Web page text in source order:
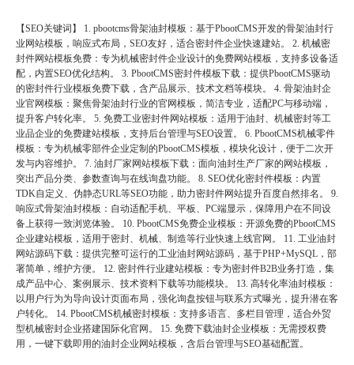
【SEO关键词】 1. pbootcms骨架油封模板：基于PbootCMS开发的骨架油封行
业网站模板，响应式布局，SEO友好，适合密封件企业快速建站。 2. 机械密
封件网站模板免费：专为机械密封件企业设计的免费网站模板，支持多设备适
配，内置SEO优化结构。 3. PbootCMS密封件模板下载：提供PbootCMS驱动
的密封件行业模板免费下载，含产品展示、技术文档等模块。 4. 骨架油封企
业官网模板：聚焦骨架油封行业的官网模板，简洁专业，适配PC与移动端，
提升客户转化率。 5. 免费工业密封件网站模板：适用于油封、机械密封等工
业品企业的免费建站模板，支持后台管理与SEO设置。 6. PbootCMS机械零件
模板：专为机械零部件企业定制的PbootCMS模板，模块化设计，便于二次开
发与内容维护。 7. 油封厂家网站模板下载：面向油封生产厂家的网站模板，
突出产品分类、参数查询与在线询盘功能。 8. SEO优化密封件模板：内置
TDK自定义、伪静态URL等SEO功能，助力密封件网站提升百度自然排名。 9.
响应式骨架油封模板：自动适配手机、平板、PC端显示，保障用户在不同设
备上获得一致浏览体验。 10. PbootCMS免费企业模板：开源免费的PbootCMS
企业建站模板，适用于密封、机械、制造等行业快速上线官网。 11. 工业油封
网站源码下载：提供完整可运行的工业油封网站源码，基于PHP+MySQL，部
署简单，维护方便。 12. 密封件行业建站模板：专为密封件B2B业务打造，集
成产品中心、案例展示、技术资料下载等功能模块。 13. 高转化率油封模板：
以用户行为为导向设计页面布局，强化询盘按钮与联系方式曝光，提升潜在客
户转化。 14. PbootCMS机械密封模板：支持多语言、多栏目管理，适合外贸
型机械密封企业搭建国际化官网。 15. 免费下载油封企业模板：无需授权费
用，一键下载即用的油封企业网站模板，含后台管理与SEO基础配置。